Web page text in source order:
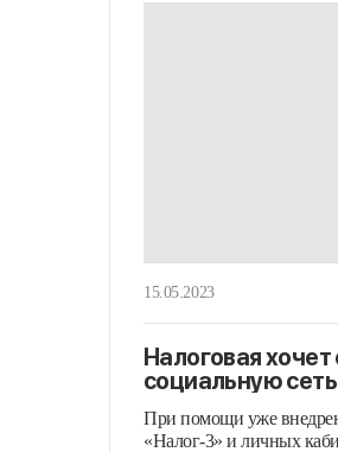
15.05.2023
Налоговая
социальную сеть
При помощи уже
«Налог-3» и личных